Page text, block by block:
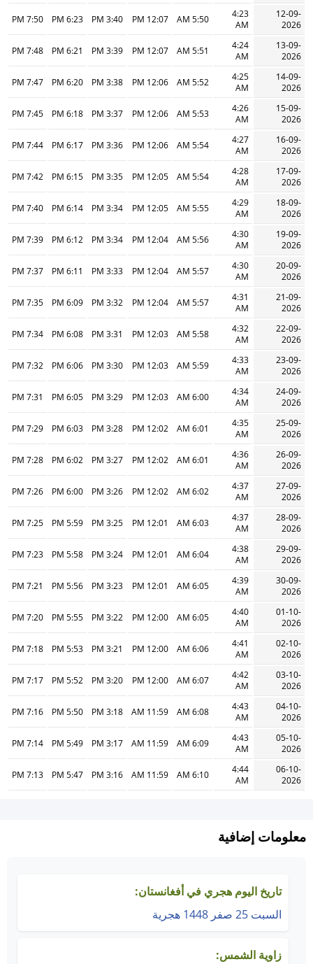
12-09-
2026
4:23
AM
5:50 AM
12:07 PM
3:40 PM
6:23 PM
7:50 PM
13-09-
2026
4:24
AM
5:51 AM
12:07 PM
3:39 PM
6:21 PM
7:48 PM
14-09-
2026
4:25
AM
5:52 AM
12:06 PM
3:38 PM
6:20 PM
7:47 PM
15-09-
2026
4:26
AM
5:53 AM
12:06 PM
3:37 PM
6:18 PM
7:45 PM
16-09-
2026
4:27
AM
5:54 AM
12:06 PM
3:36 PM
6:17 PM
7:44 PM
17-09-
2026
4:28
AM
5:54 AM
12:05 PM
3:35 PM
6:15 PM
7:42 PM
18-09-
2026
4:29
AM
5:55 AM
12:05 PM
3:34 PM
6:14 PM
7:40 PM
19-09-
2026
4:30
AM
5:56 AM
12:04 PM
3:34 PM
6:12 PM
7:39 PM
20-09-
2026
4:30
AM
5:57 AM
12:04 PM
3:33 PM
6:11 PM
7:37 PM
21-09-
2026
4:31
AM
5:57 AM
12:04 PM
3:32 PM
6:09 PM
7:35 PM
22-09-
2026
4:32
AM
5:58 AM
12:03 PM
3:31 PM
6:08 PM
7:34 PM
23-09-
2026
4:33
AM
5:59 AM
12:03 PM
3:30 PM
6:06 PM
7:32 PM
24-09-
2026
4:34
AM
6:00 AM
12:03 PM
3:29 PM
6:05 PM
7:31 PM
25-09-
2026
4:35
AM
6:01 AM
12:02 PM
3:28 PM
6:03 PM
7:29 PM
26-09-
2026
4:36
AM
6:01 AM
12:02 PM
3:27 PM
6:02 PM
7:28 PM
27-09-
2026
4:37
AM
6:02 AM
12:02 PM
3:26 PM
6:00 PM
7:26 PM
28-09-
2026
4:37
AM
6:03 AM
12:01 PM
3:25 PM
5:59 PM
7:25 PM
29-09-
2026
4:38
AM
6:04 AM
12:01 PM
3:24 PM
5:58 PM
7:23 PM
30-09-
2026
4:39
AM
6:05 AM
12:01 PM
3:23 PM
5:56 PM
7:21 PM
01-10-
2026
4:40
AM
6:05 AM
12:00 PM
3:22 PM
5:55 PM
7:20 PM
02-10-
2026
4:41
AM
6:06 AM
12:00 PM
3:21 PM
5:53 PM
7:18 PM
03-10-
2026
4:42
AM
6:07 AM
12:00 PM
3:20 PM
5:52 PM
7:17 PM
04-10-
2026
4:43
AM
6:08 AM
11:59 AM
3:18 PM
5:50 PM
7:16 PM
05-10-
2026
4:43
AM
6:09 AM
11:59 AM
3:17 PM
5:49 PM
7:14 PM
06-10-
2026
4:44
AM
6:10 AM
11:59 AM
3:16 PM
5:47 PM
7:13 PM
معلومات إضافية
تاريخ اليوم هجري في أفغانستان:
السبت 25 صفر 1448 هجرية
زاوية الشمس: